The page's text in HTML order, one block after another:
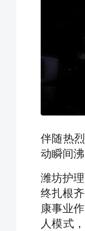
伴随热
动瞬间沸
潍坊护
终扎根
康事业
人模式